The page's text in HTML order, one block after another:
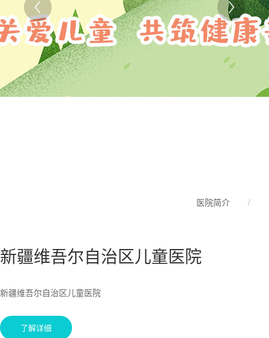
医院简介 /
新疆维吾尔自治区儿童医院
新疆维吾尔自治区儿童医院
了解详细